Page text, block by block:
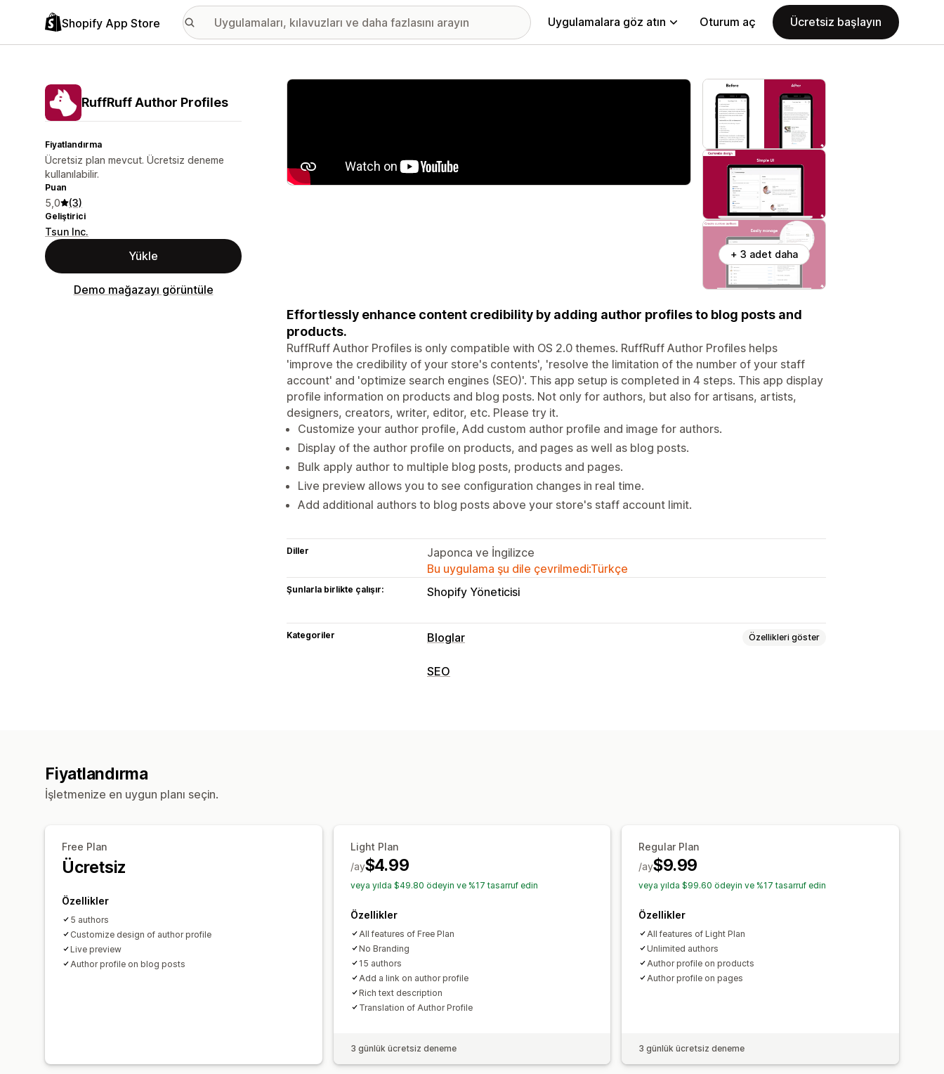
Shopify App Store Uygulamalara göz atın Oturum aç Ücretsiz başlayın
RuffRuff Author Profiles
Fiyatlandırma
Ücretsiz plan mevcut. Ücretsiz deneme
kullanılabilir.
Puan
5,0 (3)
Geliştirici
Tsun Inc.
Yükle
Demo mağazayı görüntüle
Öne çıkan görsel galerisi
+ 3 adet daha
Effortlessly enhance content credibility by adding author profiles to blog posts and
products.
RuffRuff Author Profiles is only compatible with OS 2.0 themes. RuffRuff Author Profiles helps
'improve the credibility of your store's contents', 'resolve the limitation of the number of your staff
account' and 'optimize search engines (SEO)'. This app setup is completed in 4 steps. This app display
profile information on products and blog posts. Not only for authors, but also for artisans, artists,
designers, creators, writer, editor, etc. Please try it.
Customize your author profile, Add custom author profile and image for authors.
Display of the author profile on products, and pages as well as blog posts.
Bulk apply author to multiple blog posts, products and pages.
Live preview allows you to see configuration changes in real time.
Add additional authors to blog posts above your store's staff account limit.
Diller
Japonca ve İngilizce
Bu uygulama şu dile çevrilmedi:Türkçe
Şunlarla birlikte çalışır: Shopify Yöneticisi
Kategoriler Bloglar Özellikleri göster
İçerik oluşturma
SEO
Fiyatlandırma
İşletmenize en uygun planı seçin.
Free Plan
Ücretsiz
Özellikler
5 authors
Customize design of author profile
Live preview
Author profile on blog posts
Light Plan
$4.99
/ay
veya yılda $49.80 ödeyin ve %17 tasarruf edin
Özellikler
All features of Free Plan
No Branding
15 authors
Add a link on author profile
Rich text description
Translation of Author Profile
3 günlük ücretsiz deneme
Regular Plan
$9.99
/ay
veya yılda $99.60 ödeyin ve %17 tasarruf edin
Özellikler
All features of Light Plan
Unlimited authors
Author profile on products
Author profile on pages
3 günlük ücretsiz deneme